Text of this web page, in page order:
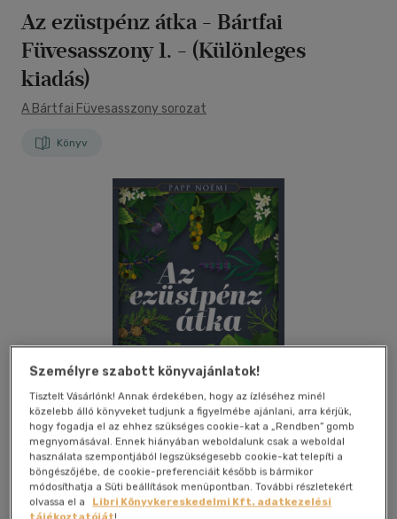
Az ezüstpénz átka - Bártfai
Füvesasszony 1. - (Különleges
kiadás)
A Bártfai Füvesasszony sorozat
Könyv
Kívánságlistához adom Megosztom
Személyre szabott könyvajánlatok!
Tisztelt Vásárlónk! Annak érdekében, hogy az ízléséhez minél
közelebb álló könyveket tudjunk a figyelmébe ajánlani, arra kérjük,
hogy fogadja el az ehhez szükséges cookie-kat a „Rendben” gomb
megnyomásával. Ennek hiányában weboldalunk csak a weboldal
használata szempontjából legszükségesebb cookie-kat telepíti a
böngészőjébe, de cookie-preferenciáit később is bármikor
módosíthatja a Süti beállítások menüpontban. További részletekért
olvassa el a
Libri Könyvkereskedelmi Kft. adatkezelési